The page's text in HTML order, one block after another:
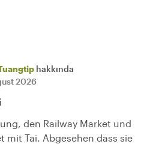
hakkında
2026
den Railway Market und
mit Tai. Abgesehen dass sie